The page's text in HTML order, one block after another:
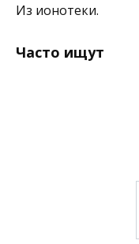
Из ионотеки.
Часто ищут